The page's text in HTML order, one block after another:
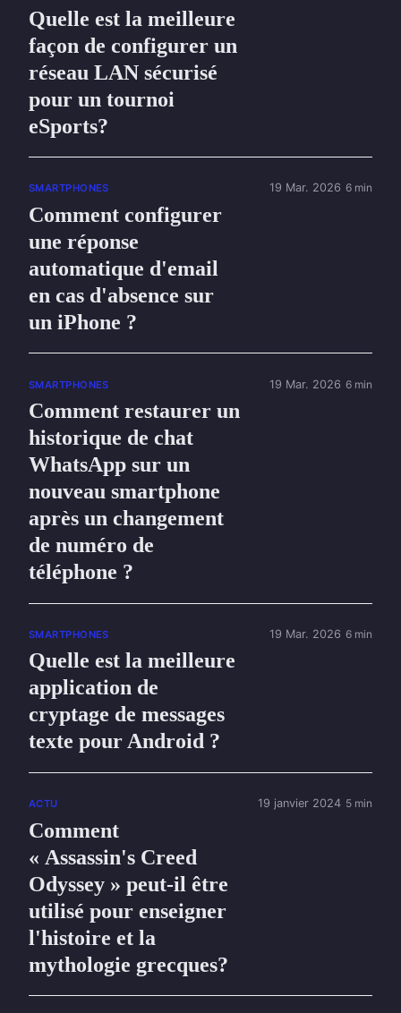
Quelle est la meilleure
façon de configurer un
réseau LAN sécurisé
pour un tournoi
eSports?
SMARTPHONES
Comment configurer
une réponse
automatique d'email
en cas d'absence sur
un iPhone ?
19 Mar. 2026 6 min
SMARTPHONES
Comment restaurer un
historique de chat
WhatsApp sur un
nouveau smartphone
après un changement
de numéro de
téléphone ?
19 Mar. 2026 6 min
SMARTPHONES
Quelle est la meilleure
application de
cryptage de messages
texte pour Android ?
19 Mar. 2026 6 min
ACTU
Comment
« Assassin's Creed
Odyssey » peut-il être
utilisé pour enseigner
l'histoire et la
mythologie grecques?
19 janvier 2024 5 min